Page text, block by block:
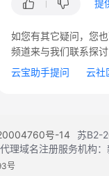
提
如您有其它疑问，您
频道来与我们联系探讨
云宝助手提问
云社
20004760号-14 苏B2-
理域名注册服务机构
号